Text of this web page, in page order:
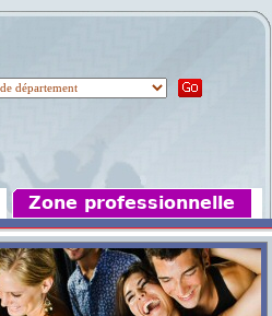
Zone professionnelle